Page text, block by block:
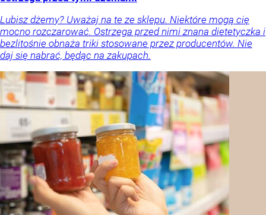
Lubisz dżemy? Uważaj na te ze sklepu. Niektóre mogą cię
mocno rozczarować. Ostrzega przed nimi znana dietetyczka i
bezlitośnie obnaża triki stosowane przez producentów. Nie
daj się nabrać, będąc na zakupach.